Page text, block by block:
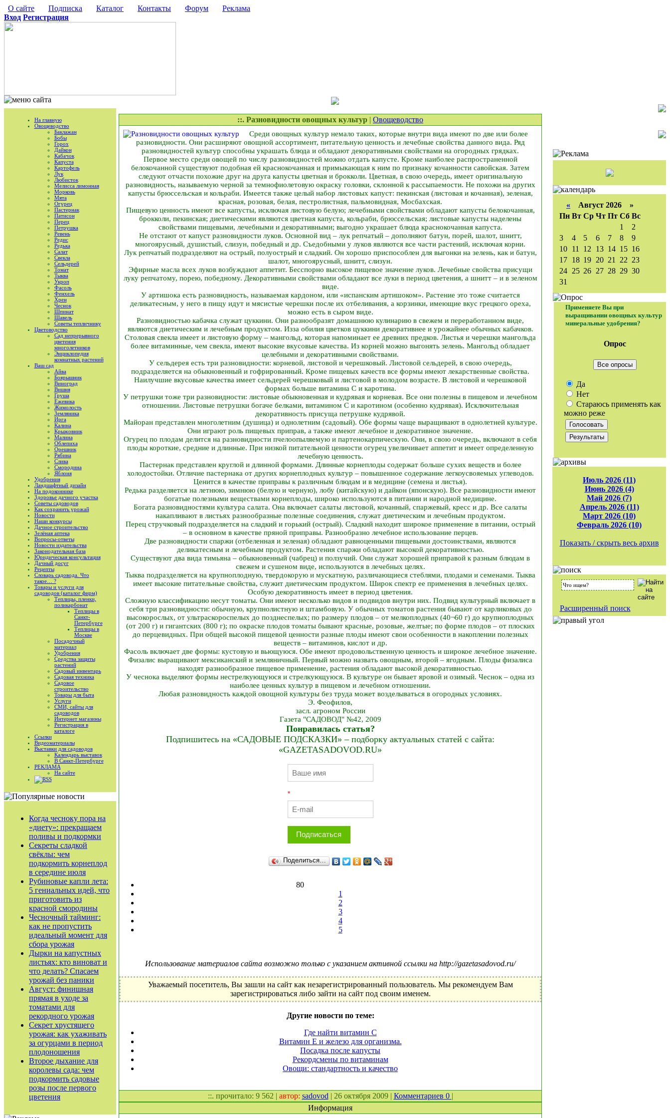
О сайте Подписка Каталог Контакты Форум
Реклама
Вход Регистрация
На главную
Овощеводство
Баклажан
Бобы
Горох
Дайкон
Кабачок
Капуста
Картофель
Лук
Любисток
Мелисса лимонная
Морковь
Мята
Огурец
Пастернак
Патисон
Перец
Петрушка
Ревень
Редис
Редька
Салат
Свекла
Сельдерей
Томат
Тыква
Укроп
Фасоль
Фенхель
Хрен
Чеснок
Шпинат
Шавель
Советы тепличнику
Цветоводство
Сад непрерывного
цветения
многолетников
Энциклопедия
комнатных растений
Ваш сад
Айва
Боярышник
Виноград
Вишня
Груша
Ежевика
Жимолость
Земляника
Ирга
Калина
Крыжовник
Малина
Облепиха
Орешник
Рябина
Слива
Смородина
Яблоня
Удобрения
Ландшафтный дизайн
На подоконнике
Здоровье дачного участка
Советы садоводов
Как сохранить урожай
Новости
Наши конкурсы
Дачное строительство
Зелёная аптека
Вопросы-ответы
Новости издательства
Законодательная база
Юридическая консультация
Дачный досуг
Рецепты
Словарь садовода. Что
такое… ?
Товары и услуги для
садоводов (каталог фирм)
Теплицы, пленки,
поликарбонат
Теплицы в
Санкт-
Петербурге
Теплицы в
Москве
Посадочный
материал
Удобрения
Средства защиты
растений
Садовый инвентарь
Садовая техника
Садовое
строительство
Товары для быта
Услуги
СМИ, сайты для
садоводов
Интернет магазины
Регистрация в
каталоге
Ссылки
Видеоматериалы
Выставки для садоводов
Календарь выставок
В Санкт-Петербурге
РЕКЛАМА
На сайте
RSS
Когда чесноку пора на
«диету»: прекращаем
поливы и подкормки
Секреты сладкой
свёклы: чем
подкормить корнеплод
в середине июля
Рубиновые капли лета:
5 гениальных идей, что
приготовить из
красной смородины
Чесночный тайминг:
как не пропустить
идеальный момент для
сбора урожая
Дырки на капустных
листьях: кто виноват и
что делать? Спасаем
урожай без паники
Август: финишная
прямая в уходе за
томатами для
рекордного урожая
Секрет хрустящего
урожая: как ухаживать
за огурцами в период
плодоношения
Второе дыхание для
королевы сада: чем
подкормить садовые
розы после первого
цветения
::. Разновидности овощных культур | Овощеводство
Среди овощных культур немало таких, которые внутри вида имеют по две или более
разновидности. Они расширяют овощной ассортимент, питательную ценность и лечебные свойства данного вида. Ряд
разновидностей культур способны украшать блюда и обладают декоративными свойствами на огородных грядках.
Первое место среди овощей по числу разновидностей можно отдать капусте. Кроме наиболее распространенной
белокочанной существуют подобная ей краснокочанная и примыкающая к ним по признаку кочанности савойская. Затем
следуют отчасти похожие друг на друга капусты цветная и брокколи. Цветная, в свою очередь, имеет оригинальную
разновидность, называемую черной за темно­фиолетовую окраску головки, склонной к рассыпаемости. Не похожи на других
капусты брюссельская и кольраби. Имеется также целый набор листовых капуст: пекинская (листовая и кочанная), зеленая,
красная, розовая, белая, пестролистная, пальмовидная, Мосбахская.
Пищевую ценность имеют все капусты, исключая листовую белую; лечебными свойствами обладают капусты белокочанная,
брокколи, пекинская; диетическими являются цветная капуста, кольраби, брюссельская; листовые капусты наделены
свойствами пищевыми, лечебными и декоративными; выгодно украшает блюда краснокочанная капуста.
Не отстают от капуст разновидности луков. Основной вид – лук репчатый – дополняют батун, порей, шалот, шнитт,
многоярусный, душистый, слизун, победный и др. Съедобными у луков являются все части растений, исключая корни.
Лук репчатый подразделяют на острый, полуострый и сладкий. Он хорошо приспособлен для выгонки на зелень, как и батун,
шалот, многоярусный, шнитт, слизун.
Эфирные масла всех луков возбуждают аппетит. Бесспорно высокое пищевое значение луков. Лечебные свойства присущи
луку репчатому, порею, победному. Декоративными свойствами обладают все луки в период цветения, а шнитт – и в зеленом
виде.
У артишока есть разновидность, называемая кардоном, или «испанским артишоком». Растение это тоже считается
деликатесным, у него в пищу идут и мясистые черешки после их отбеливания, а корзинки, имеющие вкус грецкого ореха,
можно есть в сыром виде.
Разновидностью кабачка служат цуккини. Они разнообразят домашнюю кулинарию в свежем и переработанном виде,
являются диетическим и лечебным продуктом. Из­за обилия цветков цуккини декоративнее и урожайнее обычных кабачков.
Столовая свекла имеет и листовую форму – мангольд, которая напоминает ее древних предков. Листья и черешки мангольда
более витаминные, чем свекла, имеют высокие вкусовые качества. Из корней можно выгонять зелень. Мангольд обладает
целебными и декоративными свойствами.
У сельдерея есть три разновидности: корневой, листовой и черешковый. Листовой сельдерей, в свою очередь,
подразделяется на обыкновенный и гофрированный. Кроме пищевых качеств все формы имеют лекарственные свойства.
Наилучшие вкусовые качества имеет сельдерей черешковый и листовой в молодом возрасте. В листовой и черешковой
формах больше витамина C и каротина.
У петрушки тоже три разновидности: листовые обыкновенная и кудрявая и корневая. Все они полезны в пищевом и лечебном
отношении. Листовые петрушки богаче белками, витамином C и каротином (особенно кудрявая). Исключительная
декоративность присуща петрушке кудрявой.
Майоран представлен многолетним (душица) и однолетним (садовый). Обе формы чаще выращивают в однолетней культуре.
Они играют роль пищевых приправ, а также имеют лечебное и декоративное значение.
Огурец по плодам делится на разновидности пчелоопыляемую и партенокарпическую. Они, в свою очередь, включают в себя
плоды короткие, средние и длинные. При низкой питательной ценности огурец увеличивает аппетит и имеет определенную
лечебную ценность.
Пастернак представлен круглой и длинной формами. Длинные корнеплоды содержат больше сухих веществ и более
холодостойки. Отличие пастернака от других корнеплодных культур – повышенное содержание легкоусвояемых углеводов.
Ценится в качестве приправы к различным блюдам и в медицине (семена и листья).
Редька разделяется на летнюю, зимнюю (белую и черную), лобу (китайскую) и дайкон (японскую). Все разновидности имеют
богатые полезными веществами корнеплоды, широко используются в питании и народной медицине.
Богата разновидностями культура салата. Она включает салаты листовой, кочанный, спаржевый, кресс и др. Все салаты
накапливают в листьях разнообразные полезные соединения, служат диетическим и лечебным продуктом.
Перец стручковый подразделяется на сладкий и горький (острый). Сладкий находит широкое применение в питании, острый
– в основном в качестве пряной приправы. Разнообразно лечебное использование перцев.
Две разновидности спаржи (отбеленная и зеленая) обладают равноценными пищевыми достоинствами, являются
деликатесным и лечебным продуктом. Растения спаржи обладают высокой декоративностью.
Существуют два вида тимьяна – обыкновенный (чабрец) и ползучий. Они служат хорошей приправой к разным блюдам в
свежем и сушеном виде, используются в лечебных целях.
Тыква подразделяется на крупноплодную, твердокорую и мускатную, различающиеся стеблями, плодами и семенами. Тыква
имеет высокие питательные свойства, служит диетическим продуктом. Широк спектр ее применения в лечебных целях.
Особую декоративность имеет в период цветения.
Сложную классификацию несут томаты. Они имеют несколько видов и подвидов внутри них. Подвид культурный включает в
себя три разновидности: обычную, крупнолистную и штамбовую. У обычных томатов растения бывают от карликовых до
высокорослых, от ультраскороспелых до позднеспелых; по размеру плодов – от мелкоплодных (40¬60 г) до крупноплодных
(от 200 г) и гигантских (800 г); по окраске плодов томаты бывают красные, розовые, желтые; по форме плодов – от плоских
до перцевидных. При общей высокой пищевой ценности разные плоды имеют свои особенности в накоплении полезных
веществ – витаминов, кислот и др.
Фасоль включает две формы: кустовую и вьющуюся. Обе имеют продовольственную ценность и широкое лечебное значение.
Физалис выращивают мексиканский и земляничный. Первый можно назвать овощным, второй – ягодным. Плоды физалиса
находят разнообразное пищевое применение, растения обладают высокой декоративностью.
У чеснока выделяют формы нестрелкующуюся и стрелкующуюся. В культуре он бывает яровой и озимый. Чеснок – одна из
наиболее ценных культур в пищевом и лечебном отношении.
Любая разновидность каждой овощной культуры без труда может возделываться в огородных условиях.
Э. Феофилов,
засл. агроном России
Газета "САДОВОД" №42, 2009
Понравилась статья?
Подпишитесь на «САДОВЫЕ ПОДСКАЗКИ» – подборку актуальных статей с сайта:
«GAZETASADOVOD.RU»
*
Подписаться
Поделиться…
80
1
2
3
4
5
Использование материалов сайта возможно только с указанием активной ссылки на http://gazetasadovod.ru/
Уважаемый посетитель, Вы зашли на сайт как незарегистрированный пользователь. Мы рекомендуем Вам
зарегистрироваться либо зайти на сайт под своим именем.
Другие новости по теме:
Где найти витамин С
Витамин Е и железо для организма.
Посадка после капусты
Рекордсмены по витаминам
Овощи: стандартность и качество
::. прочитало: 9 562 | автор: sadovod | 26 октября 2009 | Комментариев 0 |
Информация
« Август 2026 »
Пн Вт Ср Чт Пт Сб Вс
1
2
3
4 5 6 7 8
9
10 11 12 13 14 15 16
17 18 19 20 21 22 23
24 25 26 27 28 29 30
31
Применяете Вы при
выращивании овощных культур
минеральные удобрения?
Опрос
Все опросы
Да
Нет
Стараюсь применять как
можно реже
Июль 2026 (11)
Июнь 2026 (4)
Май 2026 (7)
Апрель 2026 (11)
Март 2026 (10)
Февраль 2026 (10)
Показать / скрыть весь архив
Расширенный поиск